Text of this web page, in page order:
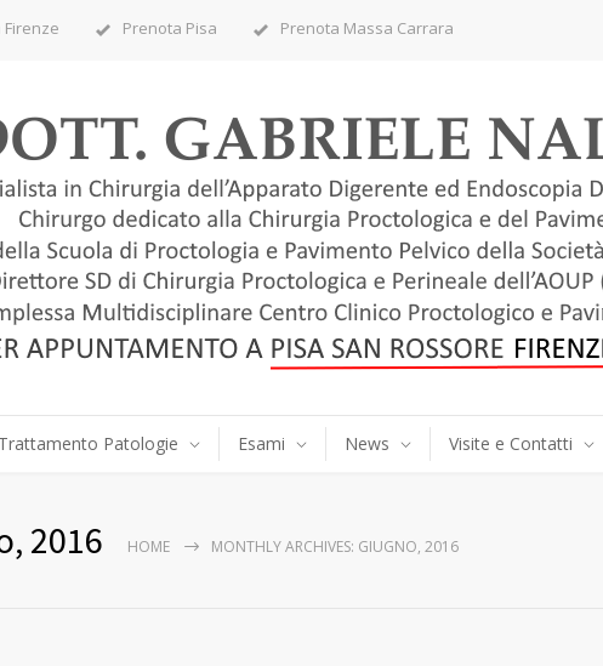
Prenota Pisa Prenota Massa Carrara
Trattamento Patologie Esami News Visite e Contatti
2016 HOME MONTHLY ARCHIVES: GIUGNO, 2016